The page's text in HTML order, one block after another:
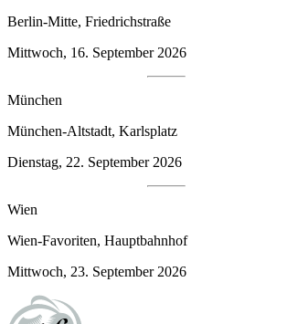
Berlin-Mitte, Friedrichstraße
Mittwoch, 16. September 2026
München
München-Altstadt, Karlsplatz
Dienstag, 22. September 2026
Wien
Wien-Favoriten, Hauptbahnhof
Mittwoch, 23. September 2026